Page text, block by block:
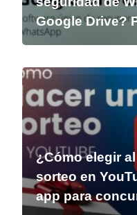
Google Drive?
¿Cómo elegir
sorteo en
app para